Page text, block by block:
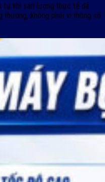
tư khi sản lượng thực tế đã
không phải vì thông số